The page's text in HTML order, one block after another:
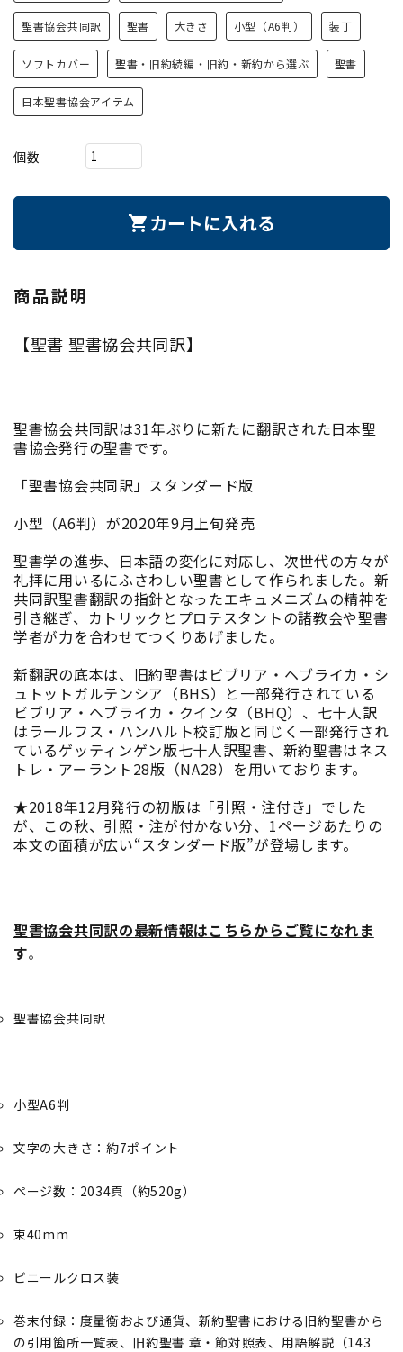
聖書協会共同訳 聖書 大きさ 小型（A6判） 装丁
ソフトカバー 聖書・旧約続編・旧約・新約から選ぶ 聖書
日本聖書協会アイテム
個数
shopping_cart カートに入れる
商品説明
【聖書 聖書協会共同訳】
聖書協会共同訳は31年ぶりに新たに翻訳された日本聖
書協会発行の聖書です。
「聖書協会共同訳」スタンダード版
小型（A6判）が2020年9月上旬発売
聖書学の進歩、日本語の変化に対応し、次世代の方々が
礼拝に用いるにふさわしい聖書として作られました。新
共同訳聖書翻訳の指針となったエキュメニズムの精神を
引き継ぎ、カトリックとプロテスタントの諸教会や聖書
学者が力を合わせてつくりあげました。
新翻訳の底本は、旧約聖書はビブリア・ヘブライカ・シ
ュトットガルテンシア（BHS）と一部発行されている
ビブリア・ヘブライカ・クインタ（BHQ）、七十人訳
はラールフス・ハンハルト校訂版と同じく一部発行され
ているゲッティンゲン版七十人訳聖書、新約聖書はネス
トレ・アーラント28版（NA28）を用いております。
★2018年12月発行の初版は「引照・注付き」でした
が、この秋、引照・注が付かない分、1ページあたりの
本文の面積が広い“スタンダード版”が登場します。
聖書協会共同訳の最新情報はこちらからご覧になれま
す。
聖書協会共同訳
小型A6判
文字の大きさ：約7ポイント
ページ数：2034頁（約520g）
束40mm
ビニールクロス装
巻末付録：度量衡および通貨、新約聖書における旧約聖書から
の引用箇所一覧表、旧約聖書 章・節対照表、用語解説（143